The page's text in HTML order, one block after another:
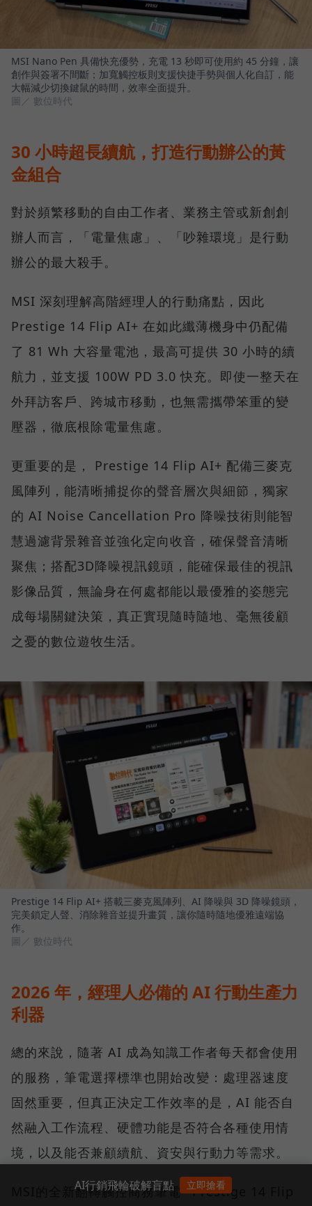
MSI Nano Pen 具備快充優勢，充電 13 秒即可使用約 45 分鐘，讓
創作與簽署不間斷；加寬觸控板則支援快捷手勢與個人化自訂，能
大幅減少切換鍵鼠的時間，效率全面提升。
圖／ 數位時代
30 小時超長續航，打造行動辦公的黃
金組合
對於頻繁移動的自由工作者、業務主管或新創創
辦人而言，「電量焦慮」、「吵雜環境」是行動
辦公的最大殺手。
MSI 深刻理解高階經理人的行動痛點，因此
Prestige 14 Flip AI+ 在如此纖薄機身中仍配備
了 81 Wh 大容量電池，最高可提供 30 小時的續
航力，並支援 100W PD 3.0 快充。即使一整天在
外拜訪客戶、跨城市移動，也無需攜帶笨重的變
壓器，徹底根除電量焦慮。
更重要的是， Prestige 14 Flip AI+ 配備三麥克
風陣列，能清晰捕捉你的聲音層次與細節，獨家
的 AI Noise Cancellation Pro 降噪技術則能智
慧過濾背景雜音並強化定向收音，確保聲音清晰
聚焦；搭配3D降噪視訊鏡頭，能確保最佳的視訊
影像品質，無論身在何處都能以最優雅的姿態完
成每場關鍵決策，真正實現隨時隨地、毫無後顧
之憂的數位遊牧生活。
Prestige 14 Flip AI+ 搭載三麥克風陣列、AI 降噪與 3D 降噪鏡頭，
完美鎖定人聲、消除雜音並提升畫質，讓你隨時隨地優雅遠端協
作。
圖／ 數位時代
2026 年，經理人必備的 AI 行動生產力
利器
總的來說，隨著 AI 成為知識工作者每天都會使用
的服務，筆電選擇標準也開始改變：處理器速度
固然重要，但真正決定工作效率的是，AI 能否自
然融入工作流程、硬體功能是否符合各種使用情
境，以及能否兼顧續航、資安與行動力等需求。
MSI的全新翻轉觸控商務筆電 –Prestige 14 Flip
AI行銷飛輪破解盲點 立即搶看